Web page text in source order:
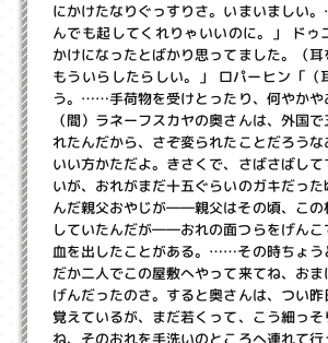
にかけたなりぐっすりさ。いまいましい
んでも起してくれりゃいいのに。」 ドゥ
かけになったとばかり思ってました。（耳
もういらしたらしい。」 ロパーヒン「（
う。……手荷物を受けとったり、何やか
（間）ラネーフスカヤの奥さんは、外国
れたんだから、さぞ変られたことだろう
いい方かただよ。きさくで、さばさばし
いが、おれがまだ十五ぐらいのガキだっ
んだ親父おやじが――親父はその頃、この
していたんだが――おれの面つらをげんこ
血を出したことがある。……その時ちょう
だか二人でこの屋敷へやって来てね、お
げんだったのさ。すると奥さんは、つい
覚えているが、まだ若くって、こう細っ
ね、そのおれを手洗いのところへ連れて